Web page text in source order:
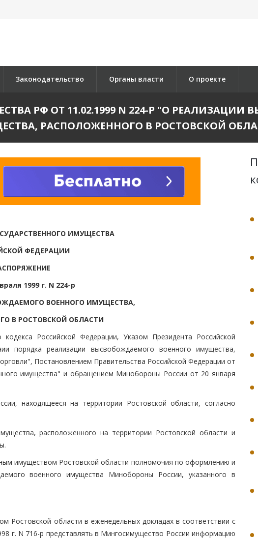
Законодательство Органы власти О проекте
РФ ОТ 11.02.1999 N 224-Р "О
РАСПОЛОЖЕННОГО В РОСТОВСКОЙ
ИМУЩЕСТВА
ФЕДЕРАЦИИ
1999 г. N 224-р
ВОЕННОГО ИМУЩЕСТВА,
В РОСТОВСКОЙ ОБЛАСТИ
Российской Федерации, Указом Президента Российской
порядка реализации высвобождаемого военного имущества,
Постановлением Правительства Российской Федерации от
имущества" и обращением Минобороны России от 20 января
находящееся на территории Ростовской области, согласно
расположенного на территории Ростовской области и
имуществом Ростовской области полномочия по оформлению и
военного имущества Минобороны России, указанного в
Ростовской области в еженедельных докладах в соответствии с
г. N 716-р представлять в Мингосимущество России информацию